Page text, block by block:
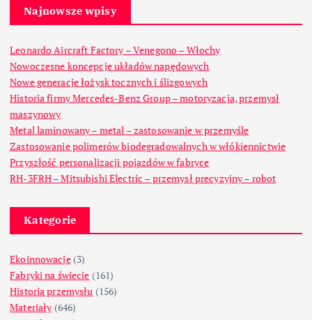
Najnowsze wpisy
Leonardo Aircraft Factory – Venegono – Włochy
Nowoczesne koncepcje układów napędowych
Nowe generacje łożysk tocznych i ślizgowych
Historia firmy Mercedes-Benz Group – motoryzacja, przemysł
maszynowy
Metal laminowany – metal – zastosowanie w przemyśle
Zastosowanie polimerów biodegradowalnych w włókiennictwie
Przyszłość personalizacji pojazdów w fabryce
RH-3FRH – Mitsubishi Electric – przemysł precyzyjny – robot
Kategorie
Ekoinnowacje(3)
Fabryki na świecie (161)
Historia przemysłu (156)
Materiały (646)